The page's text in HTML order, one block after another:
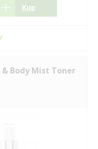
Kup
Body Mist Toner